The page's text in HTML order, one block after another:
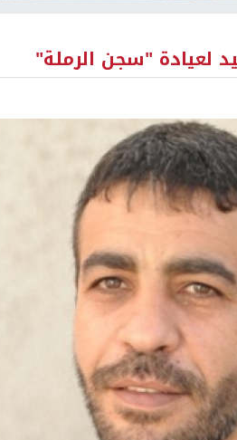
لعيادة "سجن الرملة"